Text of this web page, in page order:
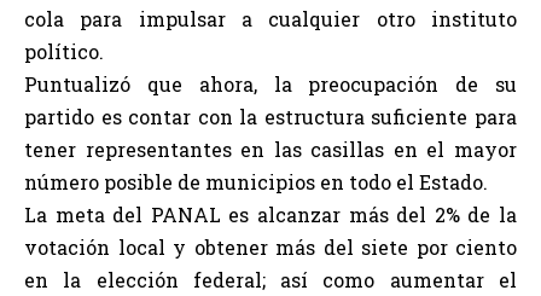
cola para impulsar a cualquier otro instituto
político.
Puntualizó que ahora, la preocupación de su
partido es contar con la estructura suficiente para
tener representantes en las casillas en el mayor
número posible de municipios en todo el Estado.
La meta del PANAL es alcanzar más del 2% de la
votación local y obtener más del siete por ciento
en la elección federal; así como aumentar el